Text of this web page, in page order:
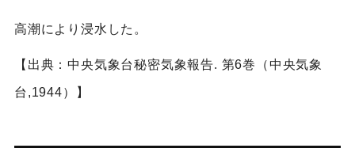
高潮により浸水した。
【出典：中央気象台秘密気象報告. 第6巻（中央気象
台,1944）】